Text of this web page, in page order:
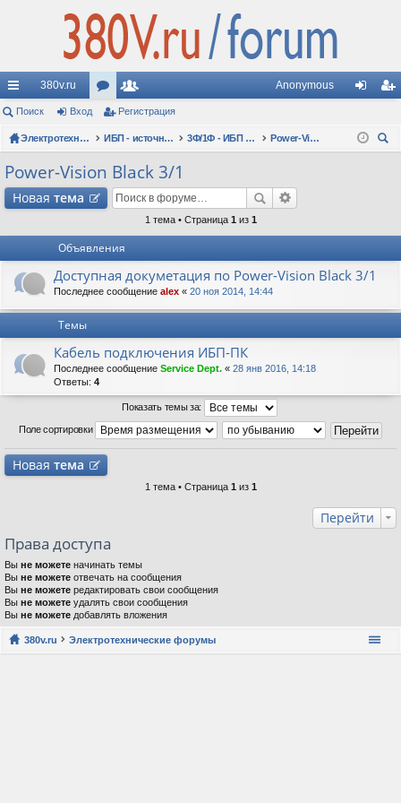
с
ы
лк
380v.ru
ор
ум
ол
ьз
ов
ат
и
Anonymous
д ис
Поиск Вход Регистрация
Электротехнические форумы ИБП - источники бесперебойного питания 3Ф/1Ф - ИБП N-POWER: трехфазно-однофазные 10-30 кВА - вопросы по моделям
Power-Vision Black 3/1
Power-Vision Black 3/1
Новая тема
1 тема • Страница 1 из 1
Объявления
Доступная докуметация по Power-Vision Black 3/1
Последнее сообщение alex « 20 ноя 2014, 14:44
Темы
Кабель подключения ИБП-ПК
Последнее сообщение Service Dept. « 28 янв 2016, 14:18
Ответы: 4
Показать темы за:
Поле сортировки
Новая тема
1 тема • Страница 1 из 1
Перейти
Права доступа
Вы не можете начинать темы
Вы не можете отвечать на сообщения
Вы не можете редактировать свои сообщения
Вы не можете удалять свои сообщения
Вы не можете добавлять вложения
380v.ru Электротехнические форумы